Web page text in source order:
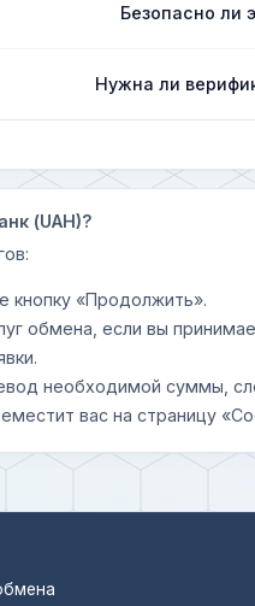
Безопасно ли
Нужна ли
(UAH)?
кнопку «Продолжить».
обмена, если вы
необходимой суммы,
вас на страницу